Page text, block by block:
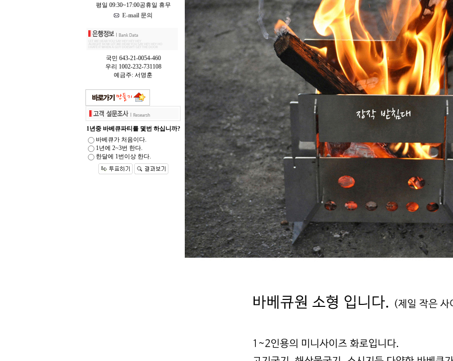
평일 09:30~17:00공휴일 휴무
E-mail 문의
국민 643-21-0054-460
우리 1002-232-731108
예금주: 서명훈
1년중 바베큐파티를 몇번 하십니까?
바베큐가 처음이다.
1년에 2~3번 한다.
한달에 1번이상 한다.